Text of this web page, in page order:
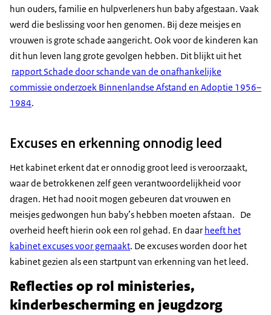
hun ouders, familie en hulpverleners hun baby afgestaan. Vaak
werd die beslissing voor hen genomen. Bij deze meisjes en
vrouwen is grote schade aangericht. Ook voor de kinderen kan
dit hun leven lang grote gevolgen hebben. Dit blijkt uit het
rapport Schade door schande van de onafhankelijke
commissie onderzoek Binnenlandse Afstand en Adoptie 1956–
1984.
Excuses en erkenning onnodig leed
Het kabinet erkent dat er onnodig groot leed is veroorzaakt,
waar de betrokkenen zelf geen verantwoordelijkheid voor
dragen. Het had nooit mogen gebeuren dat vrouwen en
meisjes gedwongen hun baby’s hebben moeten afstaan. De
overheid heeft hierin ook een rol gehad. En daar heeft het
kabinet excuses voor gemaakt. De excuses worden door het
kabinet gezien als een startpunt van erkenning van het leed.
Reflecties op rol ministeries,
kinderbescherming en jeugdzorg